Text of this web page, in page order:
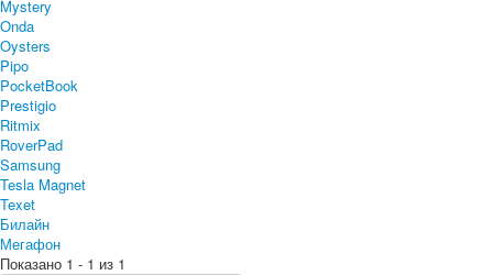
Mystery
Onda
Oysters
Pipo
PocketBook
Prestigio
Ritmix
RoverPad
Samsung
Tesla Magnet
Texet
Билайн
Мегафон
Показано 1 - 1 из 1